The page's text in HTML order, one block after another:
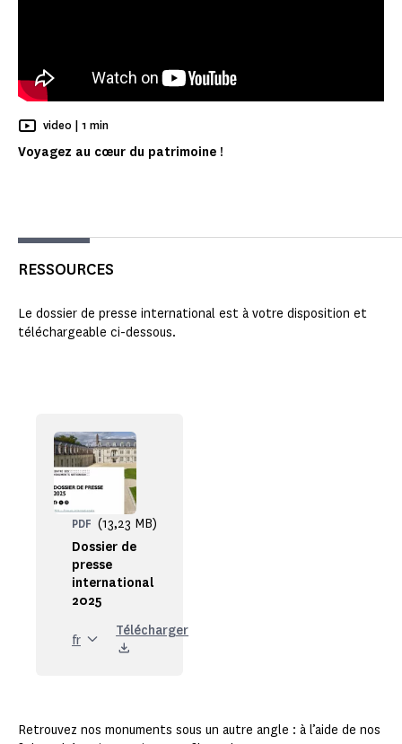
Voyagez au cœur du patrimoine !
video | Temps de Lecture
1 min
RESSOURCES
Le dossier de presse international est à votre disposition et
téléchargeable ci-dessous.
Dossier de
presse
international
2025
PDF (13,23 MB)
fr
Télécharger
Retrouvez nos monuments sous un autre angle : à l’aide de nos